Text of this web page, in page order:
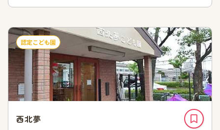
認定こども園
西北夢